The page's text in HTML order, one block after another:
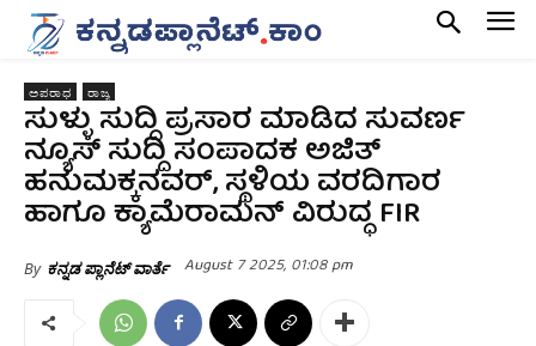
ಅಪರಾಧ ರಾಜ್ಯ
ಸುಳ್ಳು ಸುದ್ದಿ ಪ್ರಸಾರ ಮಾಡಿದ ಸುವರ್ಣ
ನ್ಯೂಸ್‌ ಸುದ್ದಿ ಸಂಪಾದಕ ಅಜಿತ್‌
ಹನುಮಕ್ಕನವರ್‌, ಸ್ಥಳಿಯ ವರದಿಗಾರ
ಹಾಗೂ ಕ್ಯಾಮೆರಾಮನ್‌ ವಿರುದ್ಧ FIR
By ಕನ್ನಡ ಪ್ಲಾನೆಟ್ ವಾರ್ತೆ August 7 2025, 01:08 pm